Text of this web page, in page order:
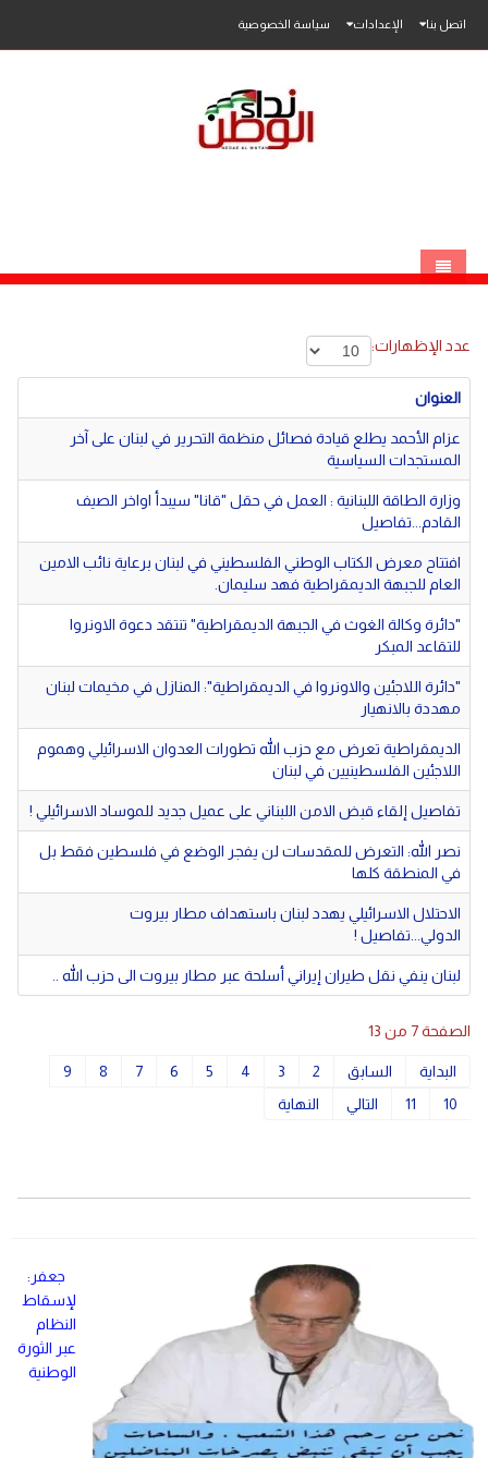
اتصل بنا الإعدادات سياسة الخصوصية
عدد الإظهارات:
العنوان
عزام الأحمد يطلع قيادة فصائل منظمة التحرير في لبنان على آخر
المستجدات السياسية
وزارة الطاقة اللبنانية : العمل في حقل "قانا" سيبدأ اواخر الصيف
القادم...تفاصيل
افتتاح معرض الكتاب الوطني الفلسطيني في لبنان برعاية نائب الامين
العام للجبهة الديمقراطية فهد سليمان.
"دائرة وكالة الغوث في الجبهة الديمقراطية" تنتقد دعوة الاونروا
للتقاعد المبكر
"دائرة اللاجئين والاونروا في الديمقراطية": المنازل في مخيمات لبنان
مهددة بالانهيار
الديمقراطية تعرض مع حزب الله تطورات العدوان الاسرائيلي وهموم
اللاجئين الفلسطينيين في لبنان
تفاصيل إلقاء قبض الامن اللبناني على عميل جديد للموساد الاسرائيلي !
نصر الله: التعرض للمقدسات لن يفجر الوضع في فلسطين فقط بل
في المنطقة كلها
الاحتلال الاسرائيلي يهدد لبنان باستهداف مطار بيروت
الدولي...تفاصيل !
لبنان ينفي نقل طيران إيراني أسلحة عبر مطار بيروت الى حزب الله ..
الصفحة 7 من 13
البداية السابق 2
3
4
5
6
7
8
9
10
11 التالي النهاية
جعفر:
لإسقاط
النظام
عبر الثورة
الوطنية
محلي
فلسطين
عربي
مصر
لبنان
الاردن
دولي
صحة
منوعات
مقالات
رياضة
الأرشيف
فيديو